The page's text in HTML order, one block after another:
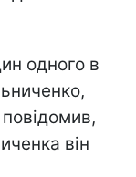
одного в
він